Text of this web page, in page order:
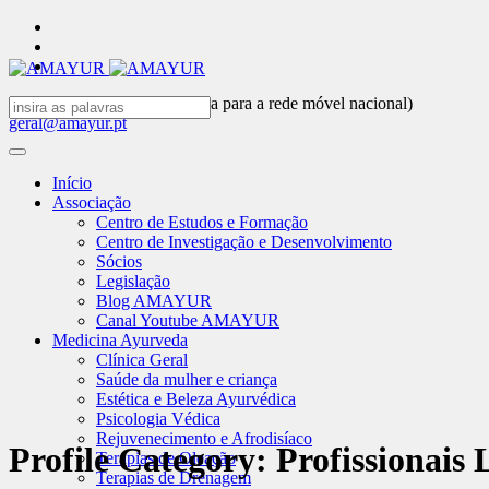
(+351) 919 367 716 (chamada para a rede móvel nacional)
geral@amayur.pt
Início
Associação
Centro de Estudos e Formação
Centro de Investigação e Desenvolvimento
Sócios
Legislação
Blog AMAYUR
Canal Youtube AMAYUR
Medicina Ayurveda
Clínica Geral
Saúde da mulher e criança
Estética e Beleza Ayurvédica
Psicologia Védica
Rejuvenecimento e Afrodisíaco
Terapias de Oleação
Terapias de Drenagem
Profile Category:Profissionais